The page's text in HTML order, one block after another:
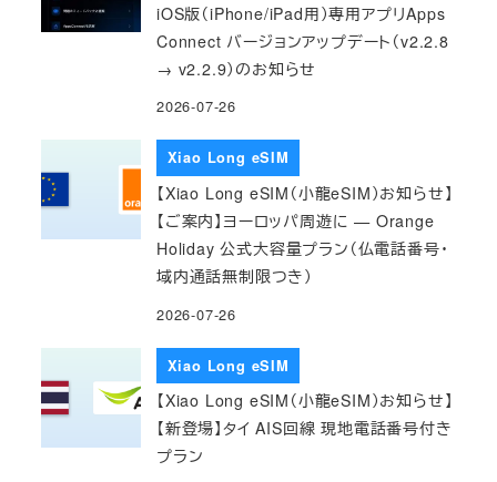
iOS版（iPhone/iPad用）専用アプリApps
Connect バージョンアップデート（v2.2.8
→ v2.2.9）のお知らせ
2026-07-26
Xiao Long eSIM
【Xiao Long eSIM（小龍eSIM）お知らせ】
【ご案内】ヨーロッパ周遊に — Orange
Holiday 公式大容量プラン（仏電話番号・
域内通話無制限つき）
2026-07-26
Xiao Long eSIM
【Xiao Long eSIM（小龍eSIM）お知らせ】
【新登場】タイ AIS回線 現地電話番号付き
プラン